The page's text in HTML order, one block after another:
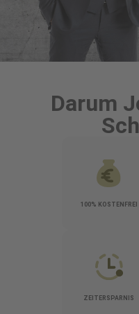
Darum
100% KOSTENFREI
ZEITERSPARNIS